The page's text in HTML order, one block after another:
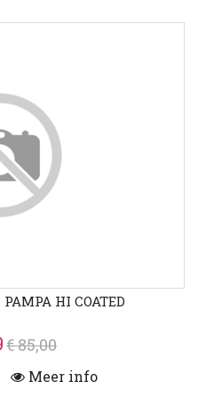
HI COATED
€ 85,00
Meer info